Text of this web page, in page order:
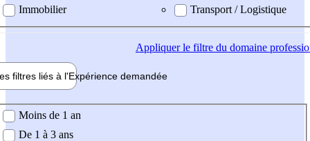
Immobilier
Transport / Logistique
Appliquerle filtre du domaine
filtres liés à l'Expérience demandée
demandée
Moins de 1 an
De 1 à 3 ans